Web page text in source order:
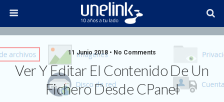
11 Junio 2018 • No Comments
Ver Y Editar El Contenido De Un
Fichero Desde CPanel